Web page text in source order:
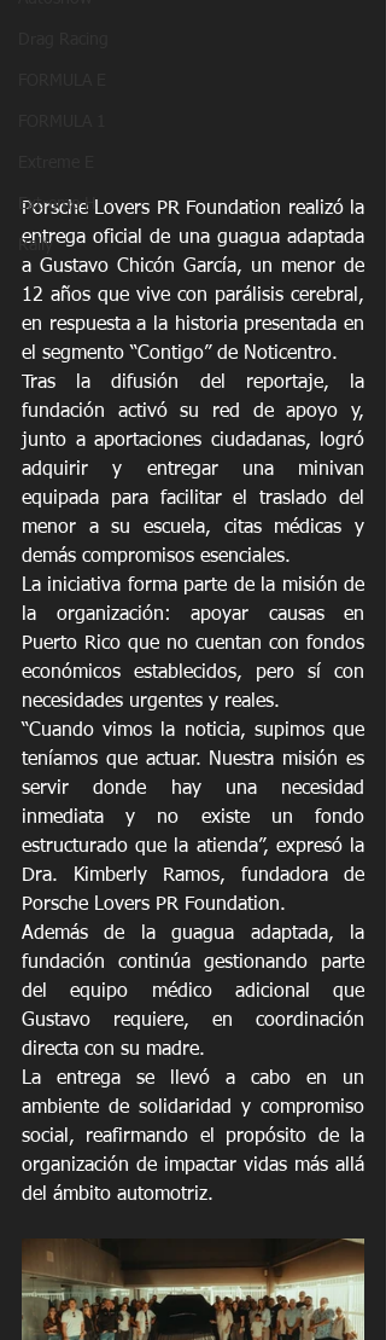
Extreme H
Rally
Porsche Lovers PR Foundation realizó la
entrega oficial de una guagua adaptada
a Gustavo Chicón García, un menor de
12 años que vive con parálisis cerebral,
en respuesta a la historia presentada en
el segmento “Contigo” de Noticentro.
Tras la difusión del reportaje, la
fundación activó su red de apoyo y,
junto a aportaciones ciudadanas, logró
adquirir y entregar una minivan
equipada para facilitar el traslado del
menor a su escuela, citas médicas y
demás compromisos esenciales.
La iniciativa forma parte de la misión de
la organización: apoyar causas en
Puerto Rico que no cuentan con fondos
económicos establecidos, pero sí con
necesidades urgentes y reales.
“Cuando vimos la noticia, supimos que
teníamos que actuar. Nuestra misión es
servir donde hay una necesidad
inmediata y no existe un fondo
estructurado que la atienda”, expresó la
Dra. Kimberly Ramos, fundadora de
Porsche Lovers PR Foundation.
Además de la guagua adaptada, la
fundación continúa gestionando parte
del equipo médico adicional que
Gustavo requiere, en coordinación
directa con su madre.
La entrega se llevó a cabo en un
ambiente de solidaridad y compromiso
social, reafirmando el propósito de la
organización de impactar vidas más allá
del ámbito automotriz.